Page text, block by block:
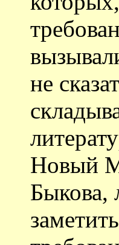
не
Новый
Быкова,